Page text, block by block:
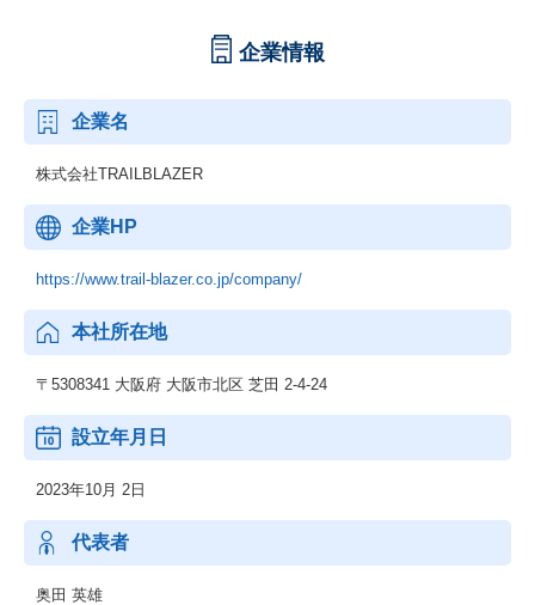
企業情報
企業名
株式会社TRAILBLAZER
企業HP
https://www.trail-blazer.co.jp/company/
本社所在地
〒5308341 大阪府 大阪市北区 芝田 2-4-24
設立年月日
2023年10月 2日
代表者
奥田 英雄